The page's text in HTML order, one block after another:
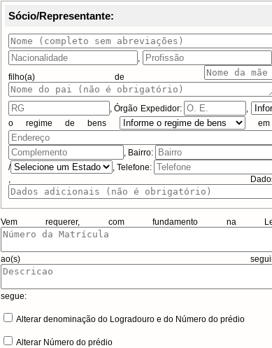
Sócio/Representante:
,
filho(a) de
,Órgão Expedidor: ,
o regime de bens
, Bairro:
/
, Telefone:
, Dados
Vem requerer, com fundamento na
ao(s)
segue:
Alterar denominação do Logradouro e do Número do prédio
Alterar Número do prédio